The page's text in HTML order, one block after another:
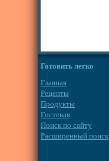
Готовить легко
Главная
Рецепты
Продукты
Гостевая
Поиск по сайту
Расширенный поиск